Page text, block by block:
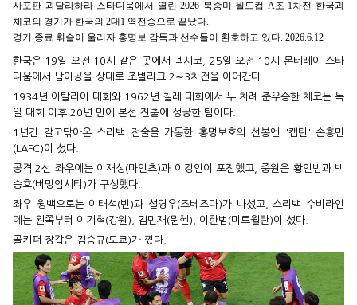
사포판 과달라하라 스타디움에서 열린 2026 북중미 월드컵 A조 1차전 한국과
체코의 경기가 한국의 2대1 역전승으로 끝났다.
경기 종료 휘슬이 울리자 홍명보 감독과 선수들이 환호하고 있다. 2026.6.12
한국은 19일 오전 10시 같은 곳에서 멕시코, 25일 오전 10시 몬테레이 스타
디움에서 남아공을 상대로 조별리그 2∼3차전을 이어간다.
1934년 이탈리아 대회와 1962년 칠레 대회에서 두 차례 준우승한 체코는 독
일 대회 이후 20년 만에 본선 진출에 성공한 팀이다.
1년간 갈고닦아온 스리백 전술을 가동한 홍명보호의 선봉엔 '캡틴' 손흥민
(LAFC)이 섰다.
공격 2선 좌우에는 이재성(마인츠)과 이강인이 포진했고, 중원은 황인범과 백
승호(버밍엄시티)가 구성했다.
좌우 윙백으로는 이태석(빈)과 설영우(즈베즈다)가 나섰고, 스리백 수비라인
에는 왼쪽부터 이기혁(강원), 김민재(뮌헨), 이한범(미트윌란)이 섰다.
골키퍼 장갑은 김승규(도쿄)가 꼈다.